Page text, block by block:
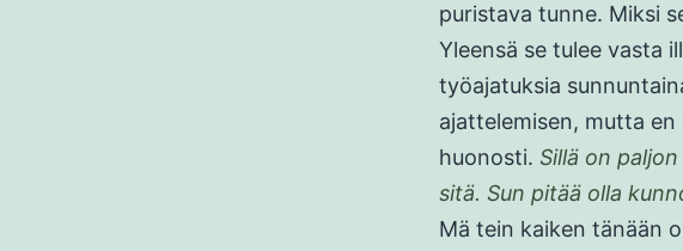
puristava tunne. Miksi
Yleensä se tulee vasta
työajatuksia
ajattelemisen, mutta
huonosti. Sillä on
sitä. Sun pitää olla
Mä tein kaiken tänään